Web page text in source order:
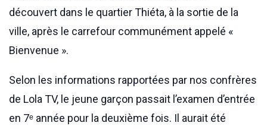
découvert dans le quartier Thiéta, à la sortie de la
ville, après le carrefour communément appelé «
Bienvenue ».
Selon les informations rapportées par nos confrères
de Lola TV, le jeune garçon passait l’examen d’entrée
en 7ᵉ année pour la deuxième fois. Il aurait été